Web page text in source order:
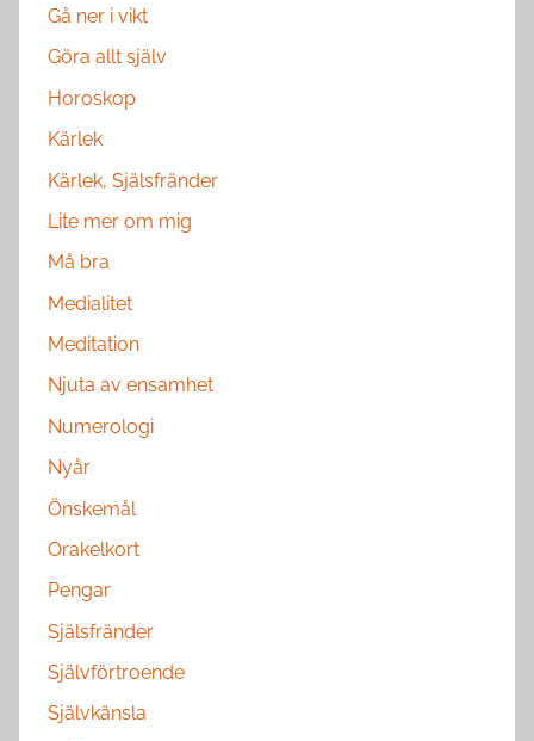
Gå ner i vikt
Göra allt själv
Horoskop
Kärlek
Kärlek, Själsfränder
Lite mer om mig
Må bra
Medialitet
Meditation
Njuta av ensamhet
Numerologi
Nyår
Önskemål
Orakelkort
Pengar
Själsfränder
Självförtroende
Självkänsla